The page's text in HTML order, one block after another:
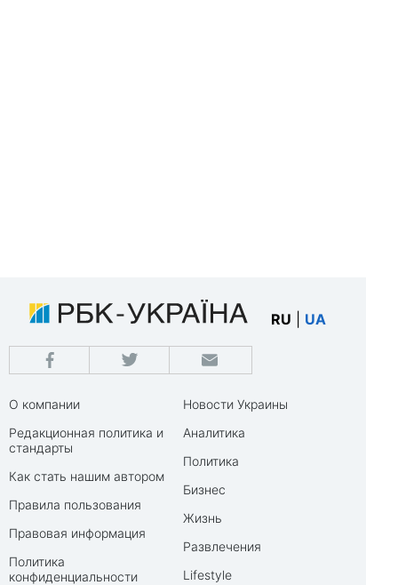
RU UA
О компании
Редакционная политика и
стандарты
Как стать нашим автором
Правила пользования
Правовая информация
Политика
конфиденциальности
Новости Украины
Аналитика
Политика
Бизнес
Жизнь
Развлечения
Lifestyle